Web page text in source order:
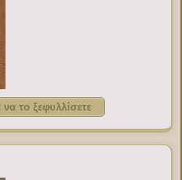
το ξεφυλλίσετε